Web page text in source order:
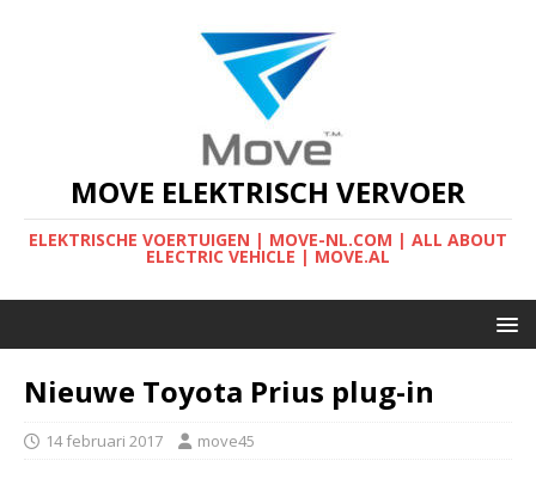
MOVE ELEKTRISCH VERVOER
ELEKTRISCHE VOERTUIGEN | MOVE-NL.COM | ALL ABOUT
ELECTRIC VEHICLE | MOVE.AL
Nieuwe Toyota Prius plug-in
14 februari 2017 move45